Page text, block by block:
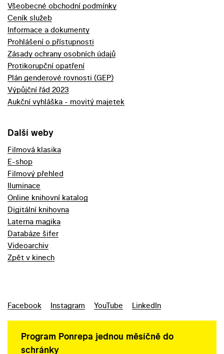
Všeobecné obchodní podmínky
Ceník služeb
Informace a dokumenty
Prohlášení o přístupnosti
Zásady ochrany osobních údajů
Protikorupční opatření
Plán genderové rovnosti (GEP)
Výpůjční řád 2023
Aukční vyhláška - movitý majetek
Další weby
Filmová klasika
E-shop
Filmový přehled
Iluminace
Online knihovní katalog
Digitální knihovna
Laterna magika
Databáze šifer
Videoarchiv
Zpět v kinech
Facebook Instagram YouTube LinkedIn
Program Ponrepa jednou měsíčně do
schránky